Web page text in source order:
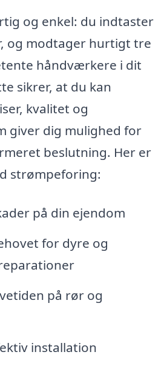
og enkel: du indtaster
og modtager hurtigt tre
håndværkere i dit
sikrer, at du kan
kvalitet og
giver dig mulighed for
beslutning. Her er
strømpeforing:
på din ejendom
for dyre og
på rør og
installation